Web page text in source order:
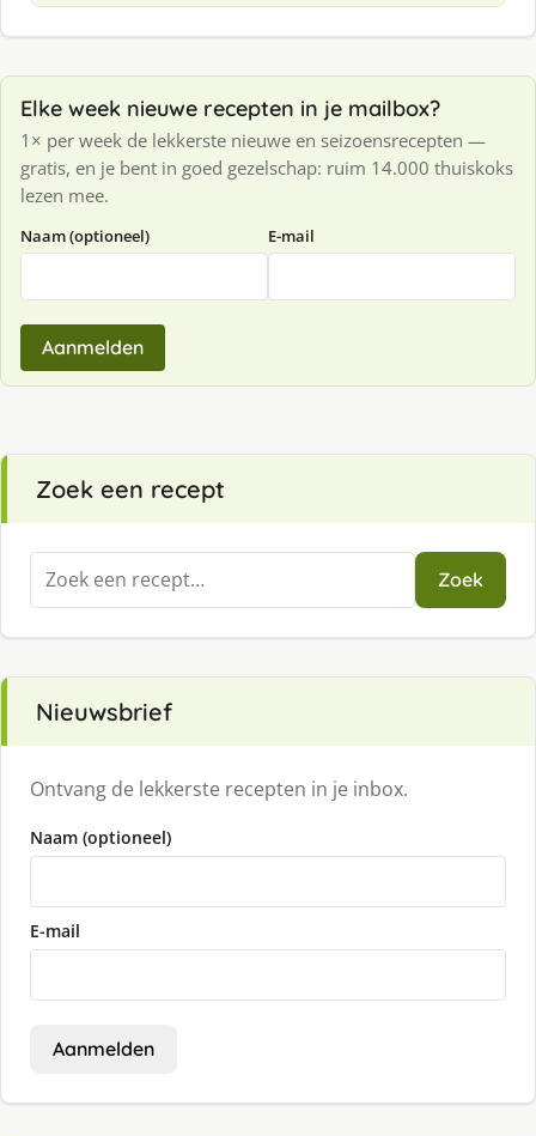
Elke week nieuwe recepten in je mailbox?
1× per week de lekkerste nieuwe en seizoensrecepten —
gratis, en je bent in goed gezelschap: ruim 14.000 thuiskoks
lezen mee.
Naam (optioneel) E-mail
Aanmelden
Zoek een recept
Zoeken
naar:
Zoek
Nieuwsbrief
Ontvang de lekkerste recepten in je inbox.
Naam (optioneel)
E-mail
Aanmelden